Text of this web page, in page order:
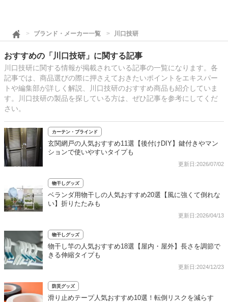
ブランド・メーカー一覧 川口技研
おすすめの「川口技研」に関する記事
川口技研に関する情報が掲載されている記事の一覧になります。各
記事では、商品選びの際に押さえておきたいポイントをエキスパー
トや編集部が詳しく解説、川口技研のおすすめ商品も紹介していま
す。川口技研の製品を探している方は、ぜひ記事を参考にしてくだ
さい。
カーテン・ブラインド
玄関網戸の人気おすすめ11選【後付けDIY】鍵付きやマン
ションで使いやすいタイプも
更新日:2026/07/02
物干しグッズ
ベランダ用物干しの人気おすすめ20選【風に強くて倒れな
い】折りたたみも
更新日:2026/04/13
物干しグッズ
物干し竿の人気おすすめ18選【屋内・屋外】長さを調節で
きる伸縮タイプも
更新日:2024/12/23
防災グッズ
滑り止めテープ人気おすすめ10選！転倒リスクを減らす